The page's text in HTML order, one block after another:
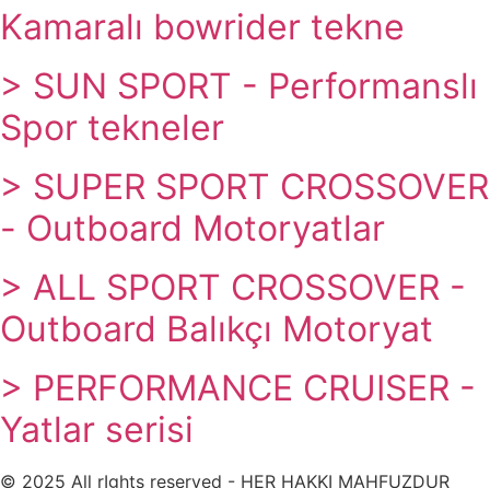
Kamaralı bowrider tekne
> SUN SPORT - Performanslı
Spor tekneler
> SUPER SPORT CROSSOVER
- Outboard Motoryatlar
> ALL SPORT CROSSOVER -
Outboard Balıkçı Motoryat
> PERFORMANCE CRUISER -
Yatlar serisi
© 2025 All rIghts reserved - HER HAKKI MAHFUZDUR